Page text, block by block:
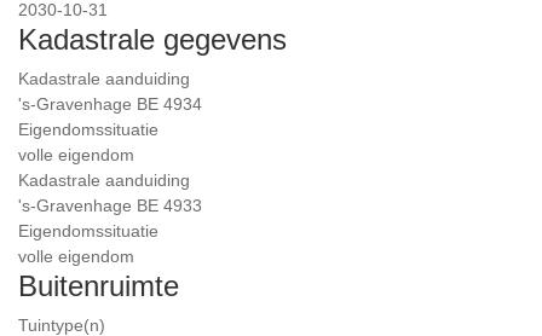
2030-10-31
Kadastrale gegevens
Kadastrale aanduiding
's-Gravenhage BE 4934
Eigendomssituatie
volle eigendom
Kadastrale aanduiding
's-Gravenhage BE 4933
Eigendomssituatie
volle eigendom
Buitenruimte
Tuintype(n)